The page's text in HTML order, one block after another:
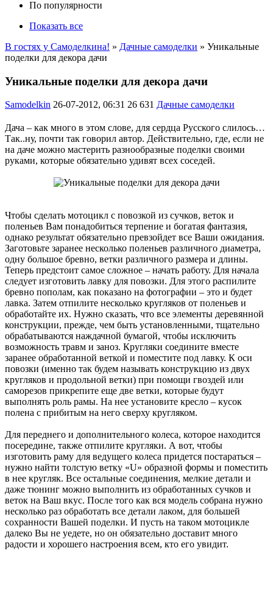
По популярности
Показать все
В гостях у Самоделкина! » Дачные самоделки » Уникальные
поделки для декора дачи
Уникальные поделки для декора дачи
Samodelkin 26-07-2012, 06:31 26 631 Дачные самоделки
Дача – как много в этом слове, для сердца Русского слилось…
Так..ну, почти так говорил автор. Действительно, где, если не
на даче можно мастерить разнообразные поделки своими
руками, которые обязательно удивят всех соседей.
Чтобы сделать мотоцикл с повозкой из сучков, веток и
поленьев Вам понадобиться терпение и богатая фантазия,
однако результат обязательно превзойдет все Ваши ожидания.
Заготовьте заранее несколько поленьев различного диаметра,
одну большое бревно, ветки различного размера и длины.
Теперь предстоит самое сложное – начать работу. Для начала
следует изготовить лавку для повозки. Для этого распилите
бревно пополам, как показано на фотографии – это и будет
лавка. Затем отпилите несколько кругляков от поленьев и
обработайте их. Нужно сказать, что все элементы деревянной
конструкции, прежде, чем быть установленными, тщательно
обрабатываются наждачной бумагой, чтобы исключить
возможность травм и заноз. Кругляки соедините вместе
заранее обработанной веткой и поместите под лавку. К оси
повозки (именно так будем называть конструкцию из двух
кругляков и продольной ветки) при помощи гвоздей или
саморезов прикрепите еще две ветки, которые будут
выполнять роль рамы. На нее установите кресло – кусок
полена с прибитым на него сверху кругляком.
Для переднего и дополнительного колеса, которое находится
посередине, также отпилите кругляки. А вот, чтобы
изготовить раму для ведущего колеса придется постараться –
нужно найти толстую ветку «U» образной формы и поместить
в нее кругляк. Все остальные соединения, мелкие детали и
даже тюнинг можно выполнить из обработанных сучков и
веток на Ваш вкус. После того как вся модель собрана нужно
несколько раз обработать все детали лаком, для большей
сохранности Вашей поделки. И пусть на таком мотоцикле
далеко Вы не уедете, но он обязательно доставит много
радости и хорошего настроения всем, кто его увидит.